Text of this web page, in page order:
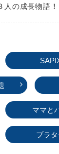
人の成長物語
ママと
ブラ